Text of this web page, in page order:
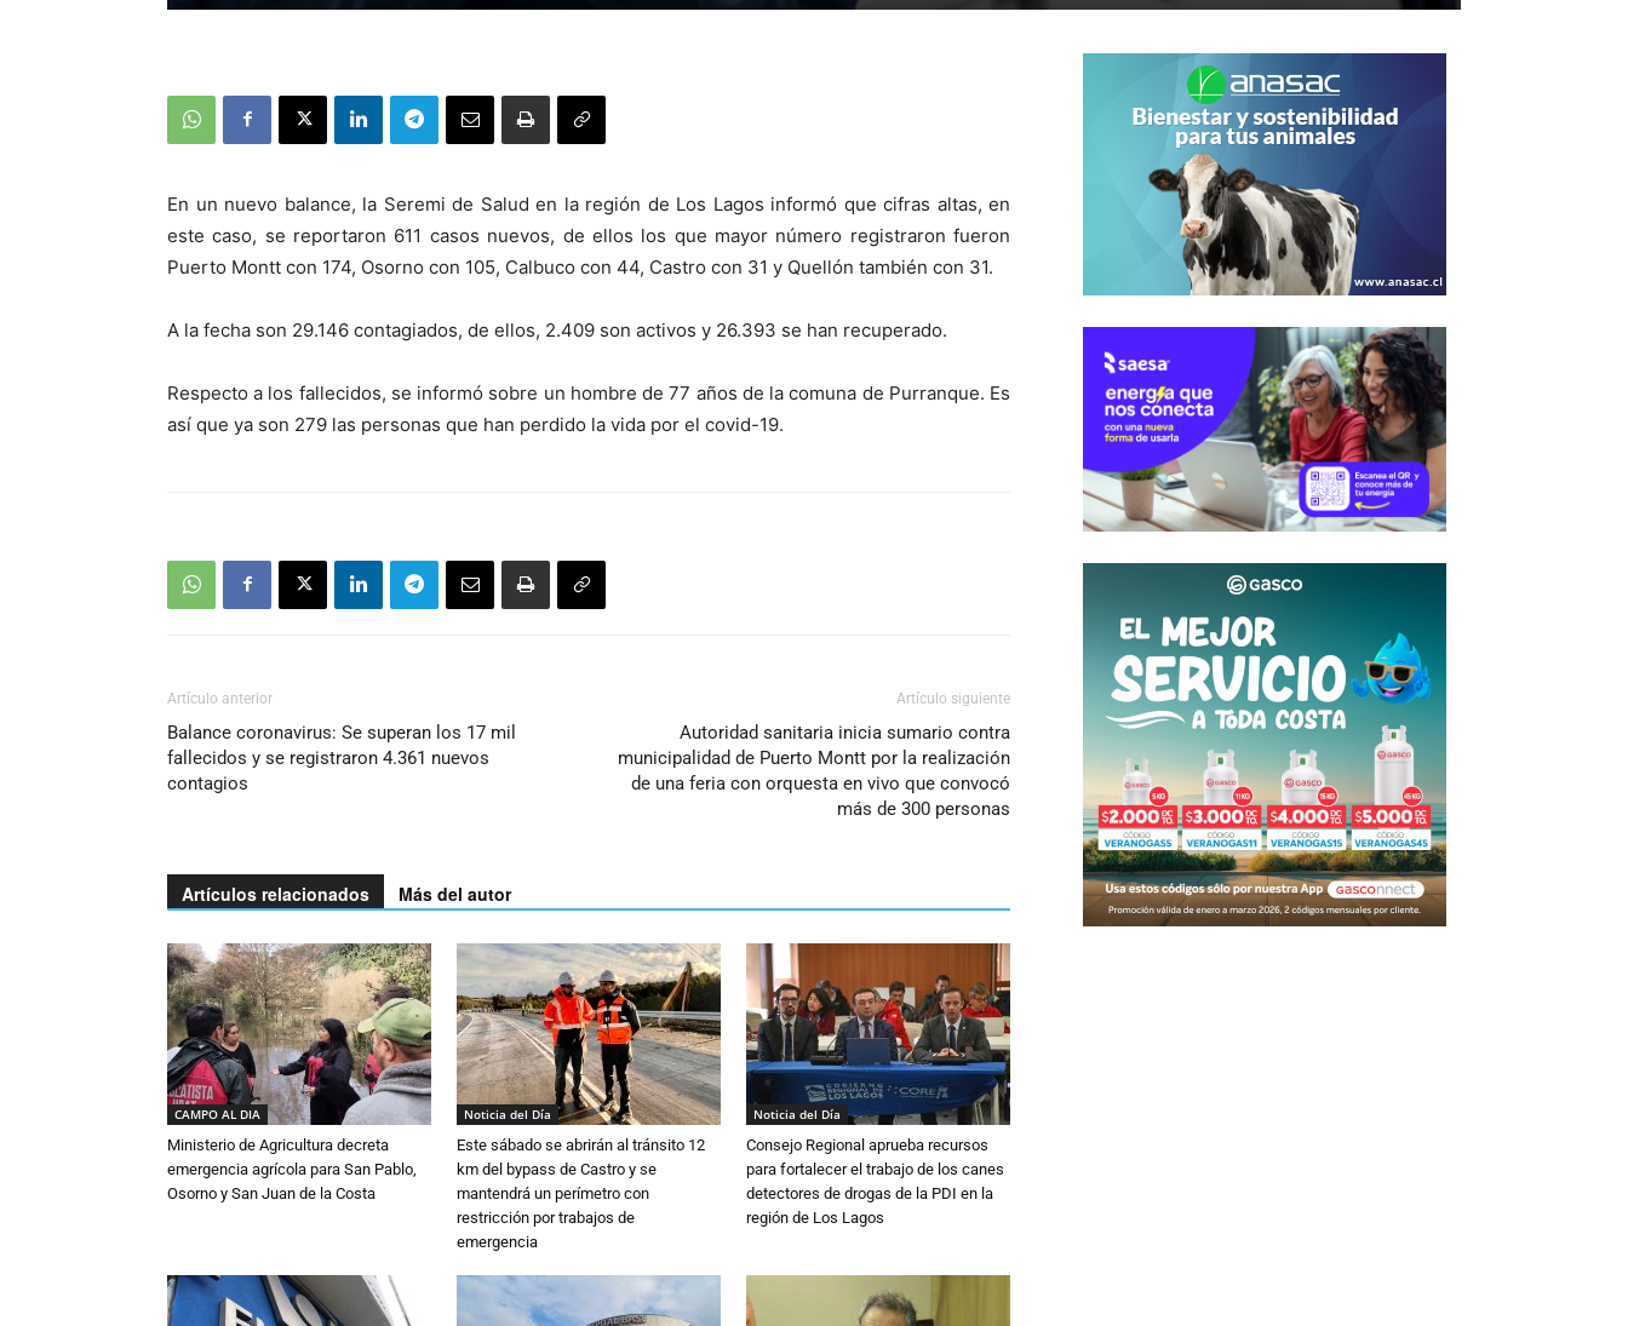
En un nuevo balance, la Seremi de Salud en la región de Los Lagos informó que cifras altas, en
este caso, se reportaron 611 casos nuevos, de ellos los que mayor número registraron fueron
Puerto Montt con 174, Osorno con 105, Calbuco con 44, Castro con 31 y Quellón también con 31.
A la fecha son 29.146 contagiados, de ellos, 2.409 son activos y 26.393 se han recuperado.
Respecto a los fallecidos, se informó sobre un hombre de 77 años de la comuna de Purranque. Es
así que ya son 279 las personas que han perdido la vida por el covid-19.
Artículo anterior
Balance coronavirus: Se superan los 17 mil
fallecidos y se registraron 4.361 nuevos
contagios
Artículo siguiente
Autoridad sanitaria inicia sumario contra
municipalidad de Puerto Montt por la realización
de una feria con orquesta en vivo que convocó
más de 300 personas
Artículos relacionados Más del autor
CAMPO AL DIA
Ministerio de Agricultura decreta
emergencia agrícola para San Pablo,
Osorno y San Juan de la Costa
Noticia del Día
Este sábado se abrirán al tránsito 12
km del bypass de Castro y se
mantendrá un perímetro con
restricción por trabajos de
emergencia
Noticia del Día
Consejo Regional aprueba recursos
para fortalecer el trabajo de los canes
detectores de drogas de la PDI en la
región de Los Lagos